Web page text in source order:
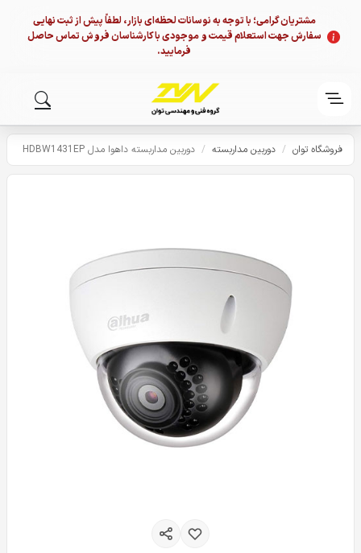
مشتریان گرامی؛ با توجه به نوسانات لحظه‌ای بازار، لطفاً پیش از ثبت نهایی
سفارش جهت استعلام قیمت و موجودی با کارشناسان فروش تماس حاصل
فرمایید.
فروشگاه توان / دوربین مداربسته / دوربین مداربسته داهوا مدل HDBW1431EP